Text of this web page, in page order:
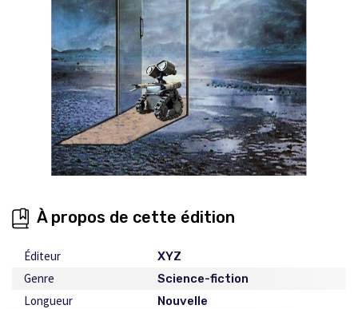
À propos de cette édition
Éditeur XYZ
Genre Science-fiction
Longueur Nouvelle